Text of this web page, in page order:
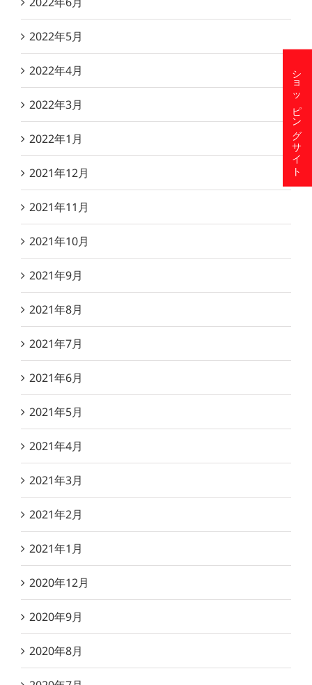
2022年5月
2022年4月
2022年3月
2022年1月
2021年12月
2021年11月
2021年10月
2021年9月
2021年8月
2021年7月
2021年6月
2021年5月
2021年4月
2021年3月
2021年2月
2021年1月
2020年12月
2020年9月
2020年8月
ショッピングサイト